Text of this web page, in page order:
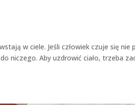
w ciele. Jeśli człowiek czuje się nie
niczego. Aby uzdrowić ciało, trzeba